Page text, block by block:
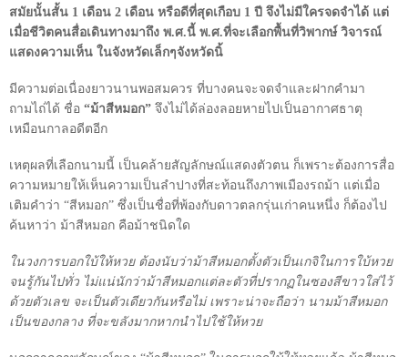
สมัยนั้นสั้น 1 เดือน 2 เดือน หรือดีที่สุดเกือบ 1 ปี จึงไม่มีใครจดจำได้ แต่
เมื่อชีวิตคนสื่อเดินทางมาถึง พ.ศ.นี้ พ.ศ.ที่จะเลือกพื้นที่วิพากษ์ วิจารณ์
แสดงความเห็น ในจังหวัดเล็กๆจังหวัดนิ้
มีความต่อเนื่องยาวนานพอสมควร ที่บางคนจะจดจำและฝากคำมา
ถามไถ่ได้ ชื่อ “ม้าสีหมอก” จึงไม่ได้ล่องลอยหายไปเป็นอากาศธาตุ
เหมือนกาลอดีตอีก
เหตุผลที่เลือกนามนี้ เป็นคล้ายสัญลักษณ์แสดงตัวตน ก็เพราะต้องการสื่อ
ความหมายให้เห็นความเป็นลำปางที่สะท้อนถึงภาพเมืองรถม้า แต่เมื่อ
เติมคำว่า “สีหมอก” ซึ่งเป็นชื่อที่พ้องกับดาวตลกรุ่นเก่าคนหนึ่ง ก็ต้องไป
ค้นหาว่า ม้าสีหมอก คือม้าชนิดใด
ในวงการบอกใบ้ให้หวย ต้องนับว่าม้าสีหมอกตั้งตัวเป็นเกจิในการใบ้หวย
จนรู้กันไปทั่ว ไม่แน่นักว่าม้าสีหมอกแต่ละตัวที่ปรากฏในซองสีขาวใส่ไว้
ด้วยตัวเลข จะเป็นตัวเดียวกันหรือไม่ เพราะน่าจะถือว่า นามม้าสีหมอก
เป็นของกลาง ที่จะขลังมากหากนำไปใช้ให้หวย